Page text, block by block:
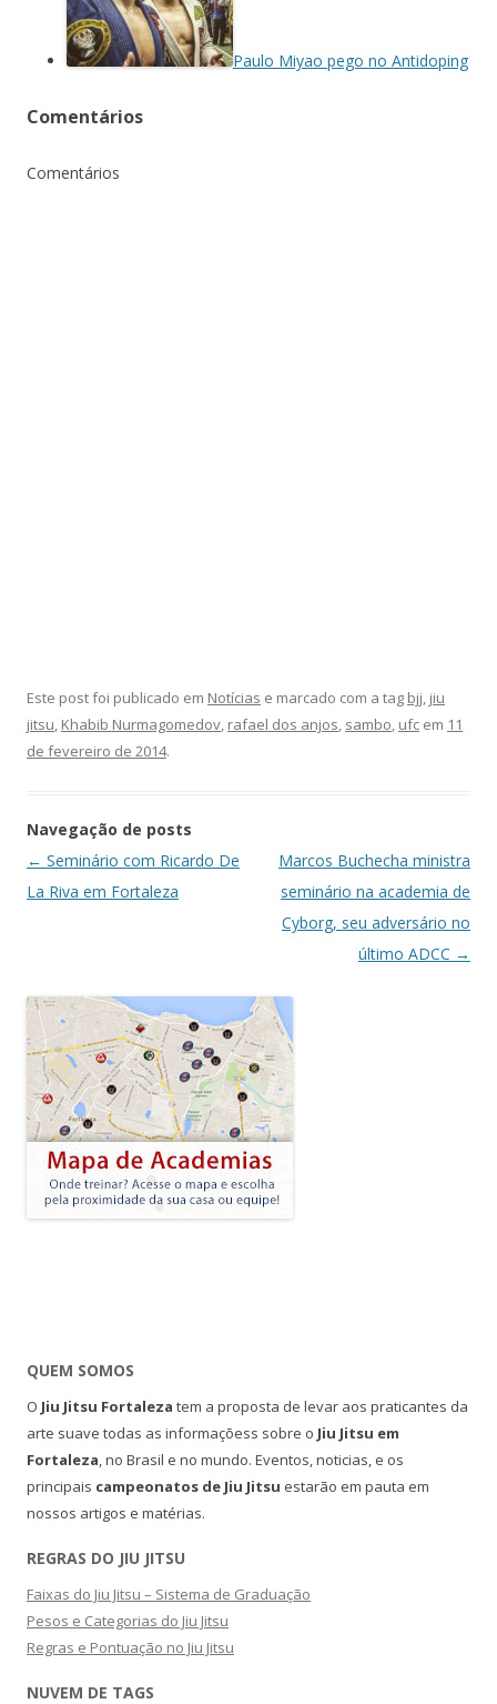
Paulo Miyao pego no Antidoping
Comentários
Comentários
Este post foi publicado em Notícias e marcado com a tag bjj, jiu
jitsu, Khabib Nurmagomedov, rafael dos anjos, sambo, ufc em 11
de fevereiro de 2014.
Navegação de posts
← Seminário com Ricardo De
La Riva em Fortaleza
Marcos Buchecha ministra
seminário na academia de
Cyborg, seu adversário no
último ADCC →
QUEM SOMOS
O Jiu Jitsu Fortaleza tem a proposta de levar aos praticantes da
arte suave todas as informaçõess sobre o Jiu Jitsu em
Fortaleza, no Brasil e no mundo. Eventos, noticias, e os
principais campeonatos de Jiu Jitsu estarão em pauta em
nossos artigos e matérias.
REGRAS DO JIU JITSU
Faixas do Jiu Jitsu – Sistema de Graduação
Pesos e Categorias do Jiu Jitsu
Regras e Pontuação no Jiu Jitsu
NUVEM DE TAGS